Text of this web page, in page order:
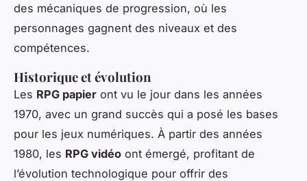
des mécaniques de progression, où les
personnages gagnent des niveaux et des
compétences.
Historique et évolution
Les RPG papier ont vu le jour dans les années
1970, avec un grand succès qui a posé les bases
pour les jeux numériques. À partir des années
1980, les RPG vidéo ont émergé, profitant de
l’évolution technologique pour offrir des